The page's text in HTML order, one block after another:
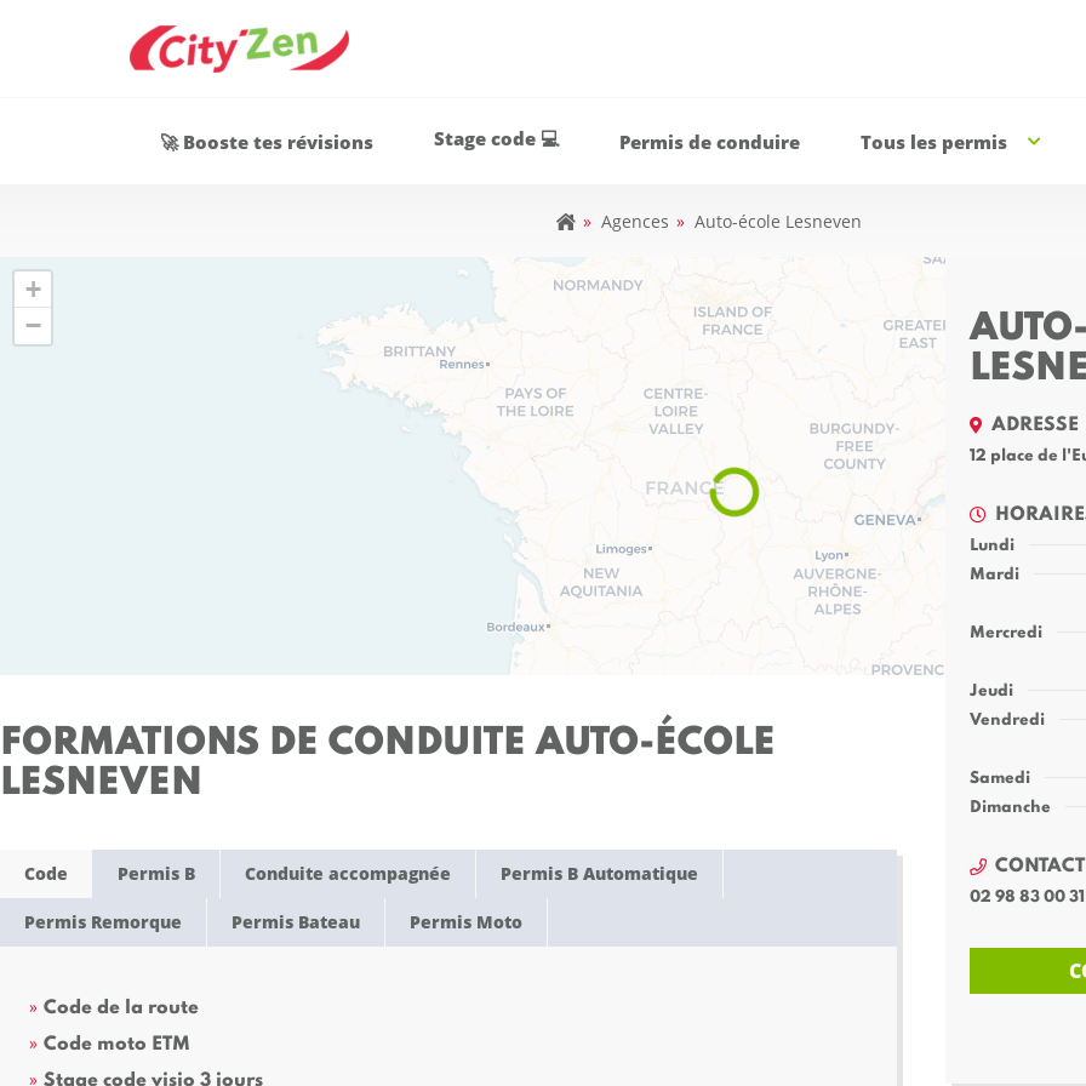
🚀 Booste tes révisions Stage code 💻 Permis de conduire Tous les permis
» Agences » Auto-école Lesneven
+
−
FORMATIONS DE CONDUITE AUTO-ÉCOLE
LESNEVEN
Code Permis B Conduite accompagnée Permis B Automatique
Permis Remorque Permis Bateau Permis Moto
Code de la route
Code moto ETM
Stage code visio 3 jours
ADRESSE
12 place de
Lundi
Mardi
Mercredi
Jeudi
Vendredi
Samedi
Dimanche
CONTACT
02 98 83 00 31